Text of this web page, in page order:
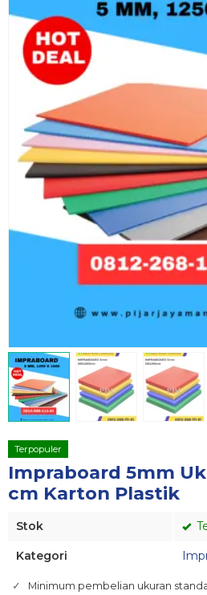
Terpopuler
Impraboard 5mm
cm Karton Plastik
Stok
Kategori
Minimum pembelian ukuran